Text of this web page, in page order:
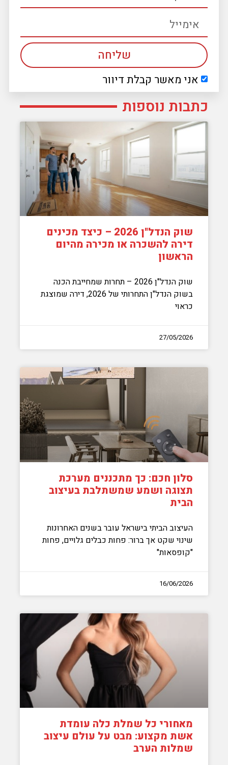
אני מאשר קבלת דיוור
שליחה
כתבות נוספות
שוק הנדל"ן 2026 – כיצד מכינים
דירה להשכרה או מכירה מהיום
הראשון
שוק הנדל"ן 2026 – תחרות שמחייבת הכנה
בשוק הנדל"ן התחרותי של 2026, דירה שמוצגת
כראוי
27/05/2026
סלון חכם: כך מתכננים מערכת
תצוגה ושמע שמשתלבת בעיצוב
הבית
העיצוב הביתי בישראל עובר בשנים האחרונות
שינוי שקט אך ברור: פחות כבלים גלויים, פחות
"קופסאות"
16/06/2026
מאחורי כל שמלת כלה עומדת
אשת מקצוע: מבט על עולם עיצוב
שמלות הערב